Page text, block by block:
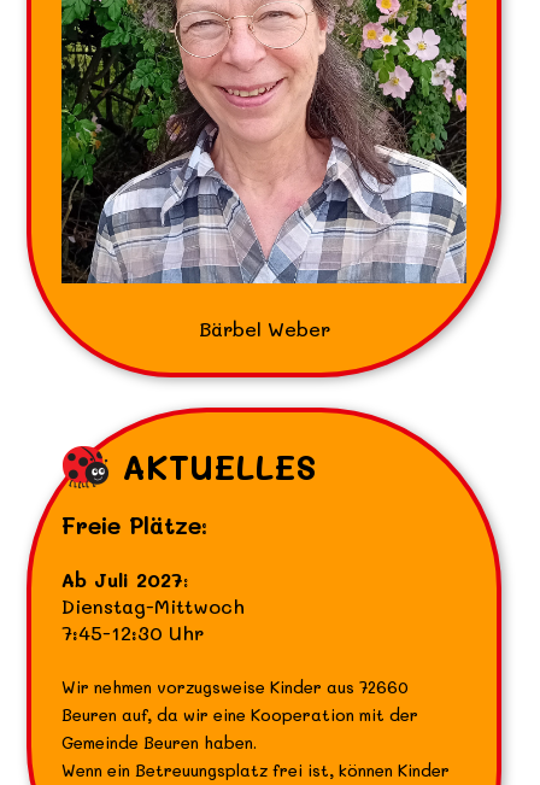
Bärbel Weber
AKTUELLES
Freie Plätze:
Ab Juli 2027:
Dienstag-Mittwoch
7:45-12:30 Uhr
Wir nehmen vorzugsweise Kinder aus 72660
Beuren auf, da wir eine Kooperation mit der
Gemeinde Beuren haben.
Wenn ein Betreuungsplatz frei ist, können Kinder